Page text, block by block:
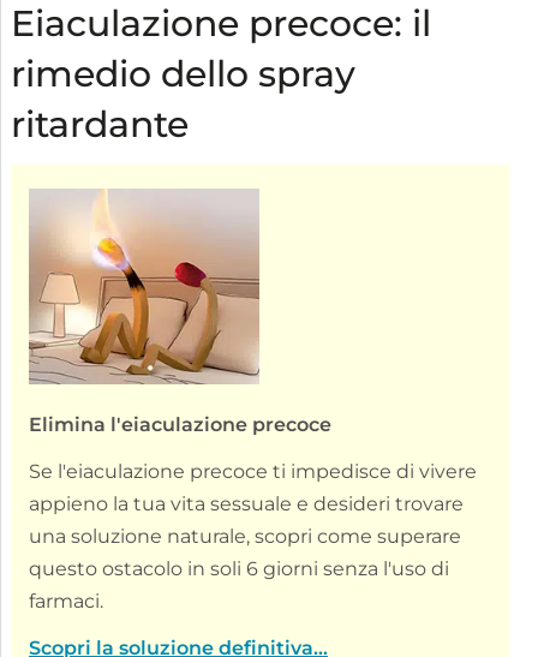
Eiaculazione precoce: il
rimedio dello spray
ritardante
Elimina l'eiaculazione precoce
Se l'eiaculazione precoce ti impedisce di vivere
appieno la tua vita sessuale e desideri trovare
una soluzione naturale, scopri come superare
questo ostacolo in soli 6 giorni senza l'uso di
farmaci.
Scopri la soluzione definitiva...